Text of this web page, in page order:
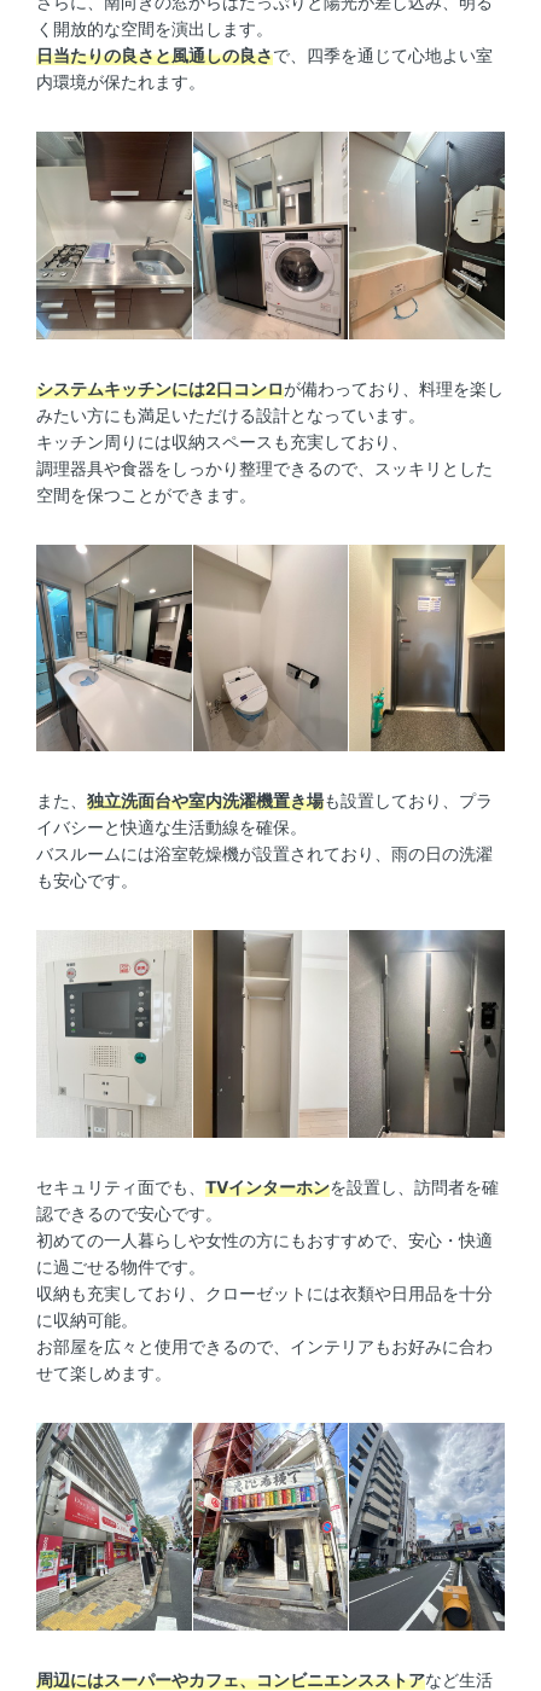
く開放的な空間を演出します。
日当たりの良さと風通しの良さで、四季を通じて心地よい室
内環境が保たれます。
システムキッチンには2口コンロが備わっており、料理を楽し
みたい方にも満足いただける設計となっています。
キッチン周りには収納スペースも充実しており、
調理器具や食器をしっかり整理できるので、スッキリとした
空間を保つことができます。
また、 独立洗面台や室内洗濯機置き場も設置しており、プラ
イバシーと快適な生活動線を確保。
バスルームには浴室乾燥機が設置されており、雨の日の洗濯
も安心です。
セキュリティ面でも、 TVインターホンを設置し、訪問者を確
認できるので安心です。
初めての一人暮らしや女性の方にもおすすめで、安心・快適
に過ごせる物件です。
収納も充実しており、クローゼットには衣類や日用品を十分
に収納可能。
お部屋を広々と使用できるので、インテリアもお好みに合わ
せて楽しめます。
周辺にはスーパーやカフェ、コンビニエンスストアなど生活